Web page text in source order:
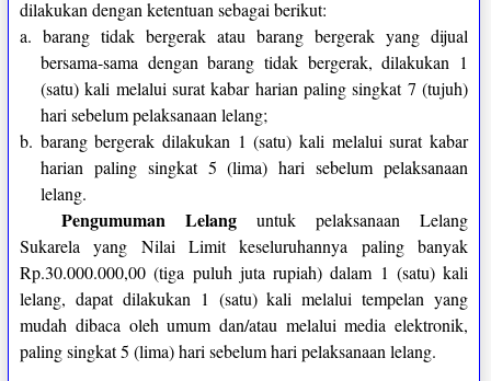
dilakukan dengan ketentuan sebagai berikut:
a. barang tidak bergerak atau barang bergerak yang dijual
bersama-sama dengan barang tidak bergerak, dilakukan 1
(satu) kali melalui surat kabar harian paling singkat 7 (tujuh)
hari sebelum pelaksanaan lelang;
b. barang bergerak dilakukan 1 (satu) kali melalui surat kabar
harian paling singkat 5 (lima) hari sebelum pelaksanaan
lelang.
Pengumuman Lelanguntuk pelaksanaan Lelang
Sukarela yang Nilai Limit keseluruhannya paling banyak
Rp.30.000.000,00 (tiga puluh juta rupiah) dalam 1 (satu) kali
lelang, dapat dilakukan 1 (satu) kali melalui tempelan yang
mudah dibaca oleh umum dan/atau melalui media elektronik,
paling singkat 5 (lima) hari sebelum hari pelaksanaan lelang.